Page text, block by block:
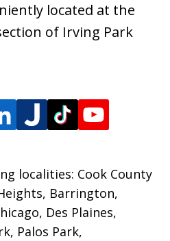
located at the
of Irving Park
localities: Cook County
Barrington,
Des Plaines,
Palos Park,